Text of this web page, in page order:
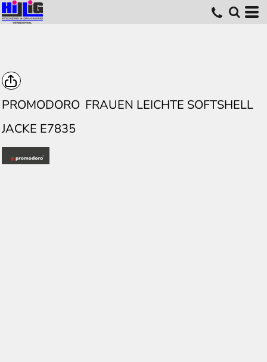
PROMODORO FRAUEN LEICHTE SOFTSHELL
JACKE E7835